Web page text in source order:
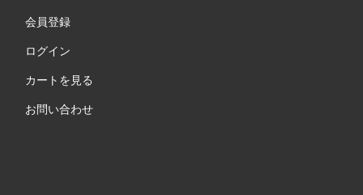
会員登録
ログイン
カートを見る
お問い合わせ